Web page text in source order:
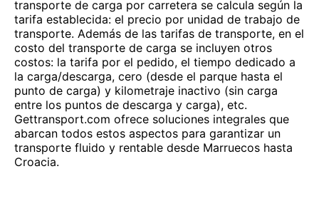
transporte de carga por carretera se calcula según la
tarifa establecida: el precio por unidad de trabajo de
transporte. Además de las tarifas de transporte, en el
costo del transporte de carga se incluyen otros
costos: la tarifa por el pedido, el tiempo dedicado a
la carga/descarga, cero (desde el parque hasta el
punto de carga) y kilometraje inactivo (sin carga
entre los puntos de descarga y carga), etc.
Gettransport.com ofrece soluciones integrales que
abarcan todos estos aspectos para garantizar un
transporte fluido y rentable desde Marruecos hasta
Croacia.